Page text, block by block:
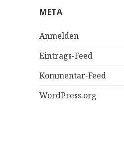
META
Anmelden
Eintrags-Feed
Kommentar-Feed
WordPress.org